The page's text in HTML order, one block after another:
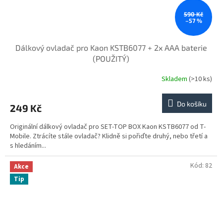
590 Kč
–57 %
Dálkový ovladač pro Kaon KSTB6077 + 2x AAA baterie
(POUŽITÝ)
Skladem (>10 ks)
249 Kč Do košíku
Originální dálkový ovladač pro SET-TOP BOX Kaon KSTB6077 od T-
Mobile. Ztrácíte stále ovladač? Klidně si pořiďte druhý, nebo třetí a
s hledáním...
Akce
Tip
Kód: 82